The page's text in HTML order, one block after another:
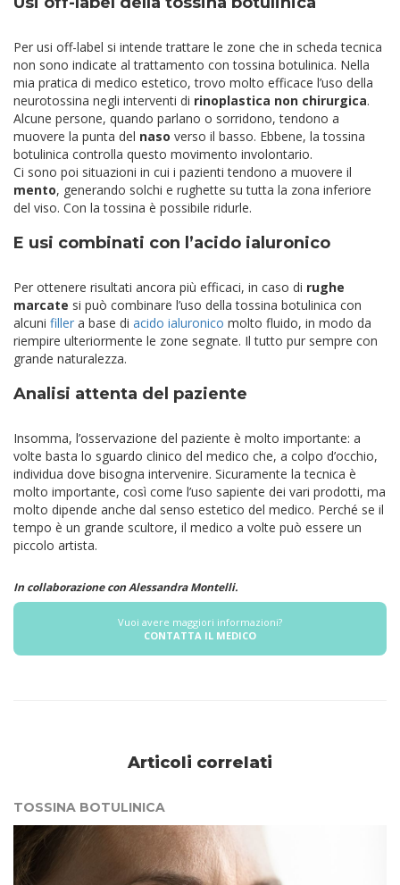
Per usi off-label si intende trattare le zone che in scheda tecnica
non sono indicate al trattamento con tossina botulinica. Nella
mia pratica di medico estetico, trovo molto efficace l’uso della
neurotossina negli interventi di rinoplastica non chirurgica.
Alcune persone, quando parlano o sorridono, tendono a
muovere la punta del naso verso il basso. Ebbene, la tossina
botulinica controlla questo movimento involontario.
Ci sono poi situazioni in cui i pazienti tendono a muovere il
mento, generando solchi e rughette su tutta la zona inferiore
del viso. Con la tossina è possibile ridurle.
E usi combinati con l’acido ialuronico
Per ottenere risultati ancora più efficaci, in caso di rughe
marcate si può combinare l’uso della tossina botulinica con
alcuni filler a base di acido ialuronico molto fluido, in modo da
riempire ulteriormente le zone segnate. Il tutto pur sempre con
grande naturalezza.
Analisi attenta del paziente
Insomma, l’osservazione del paziente è molto importante: a
volte basta lo sguardo clinico del medico che, a colpo d’occhio,
individua dove bisogna intervenire. Sicuramente la tecnica è
molto importante, così come l’uso sapiente dei vari prodotti, ma
molto dipende anche dal senso estetico del medico. Perché se il
tempo è un grande scultore, il medico a volte può essere un
piccolo artista.
In collaborazione con Alessandra Montelli.
Vuoi avere maggiori informazioni?
CONTATTA IL MEDICO
Articoli correlati
TOSSINA BOTULINICA